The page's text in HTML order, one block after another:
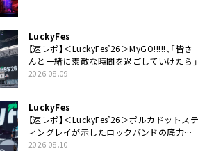
LuckyFes
【速レポ】＜LuckyFes’26＞MyGO!!!!!、「皆さ
んと一緒に素敵な時間を過ごしていけたら」
2026.08.09
LuckyFes
【速レポ】＜LuckyFes’26＞ポルカドットステ
ィングレイが示したロックバンドの底力
「LuckyFesのマスコットキャラクターである
2026.08.10